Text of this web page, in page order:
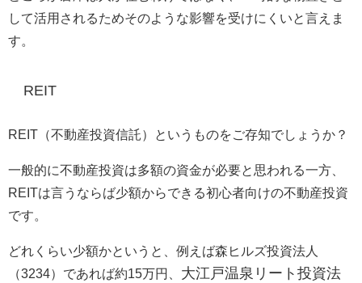
して活用されるためそのような影響を受けにくいと言えま
す。
REIT
REIT（不動産投資信託）というものをご存知でしょうか？
一般的に不動産投資は多額の資金が必要と思われる一方、
REITは言うならば少額からできる初心者向けの不動産投資
です。
どれくらい少額かというと、例えば森ヒルズ投資法人
（3234）であれば約15万円、 大江戸温泉リート投資法